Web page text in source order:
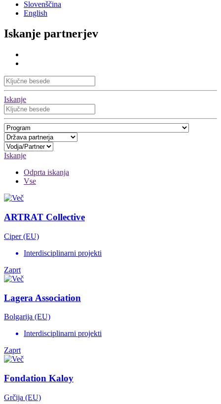
Slovenščina
English
Iskanje partnerjev
Iskanje
Iskanje
Odprta iskanja
Vse
ARTRAT Collective
Ciper (EU)
Interdisciplinarni projekti
Zaprt
Lagera Association
Bolgarija (EU)
Interdisciplinarni projekti
Zaprt
Fondation Kaloy
Grčija (EU)